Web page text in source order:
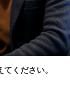
ください。